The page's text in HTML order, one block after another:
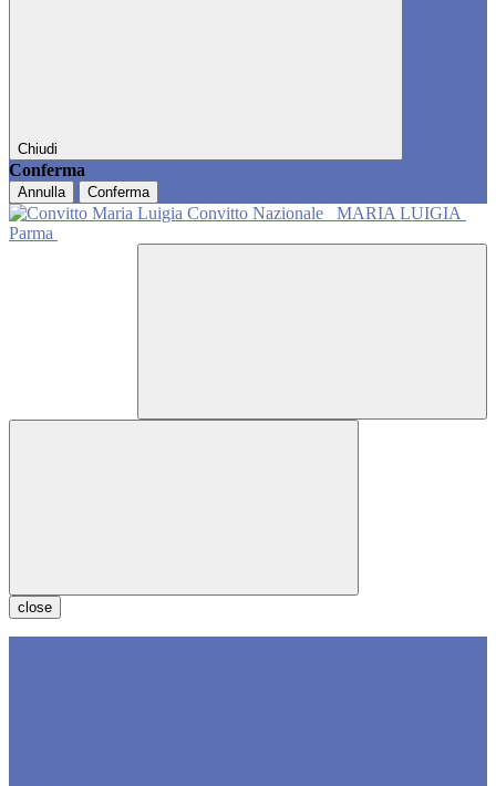
Chiudi
Conferma
Annulla Conferma
Convitto Nazionale
MARIA LUIGIA
Parma
close